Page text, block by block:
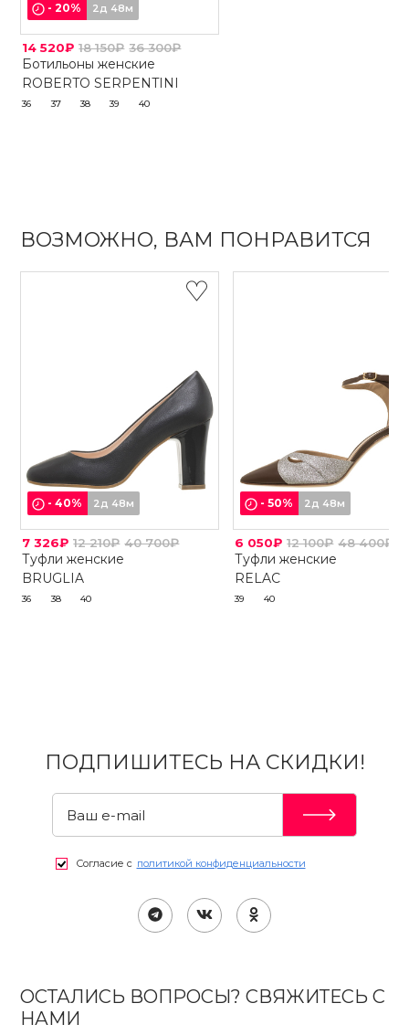
-20% 2д 48м
14 520₽ 18 150₽ 36 300₽
Ботильоны женские
ROBERTO SERPENTINI
36 37 38 39 40
ВОЗМОЖНО, ВАМ ПОНРАВИТСЯ
-40% 2д 48м
7 326₽ 12 210₽ 40 700₽
Туфли женские
BRUGLIA
36 38 40
-50% 2д 48м
6 050₽ 12 100₽ 48 400₽
Туфли женские
RELAC
39 40
ПОДПИШИТЕСЬ НА СКИДКИ!
Согласие с политикой конфиденциальности
ОСТАЛИСЬ ВОПРОСЫ? СВЯЖИТЕСЬ С
НАМИ